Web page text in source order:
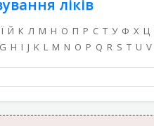
ліків
Ї Й К Л М Н О П Р С Т У Ф Х Ц
G H I J K L M N O P Q R S T U V